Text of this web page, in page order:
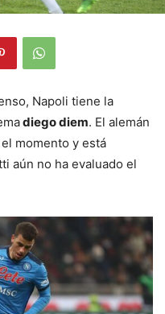
Napoli tiene la
diego diem. El alemán
momento y está
aún no ha evaluado el